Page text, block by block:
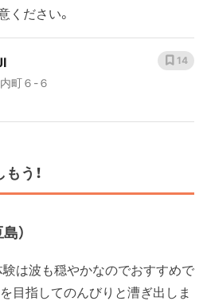
ください。
町６-６
14
う！
）
は波も穏やかなのでおすすめで
目指してのんびりと漕ぎ出しま